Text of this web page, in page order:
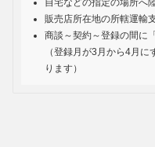
自宅などの指定の場所へ
販売店所在地の所轄運輸
商談～契約～登録の間に
（登録月が3月から4月
ります）